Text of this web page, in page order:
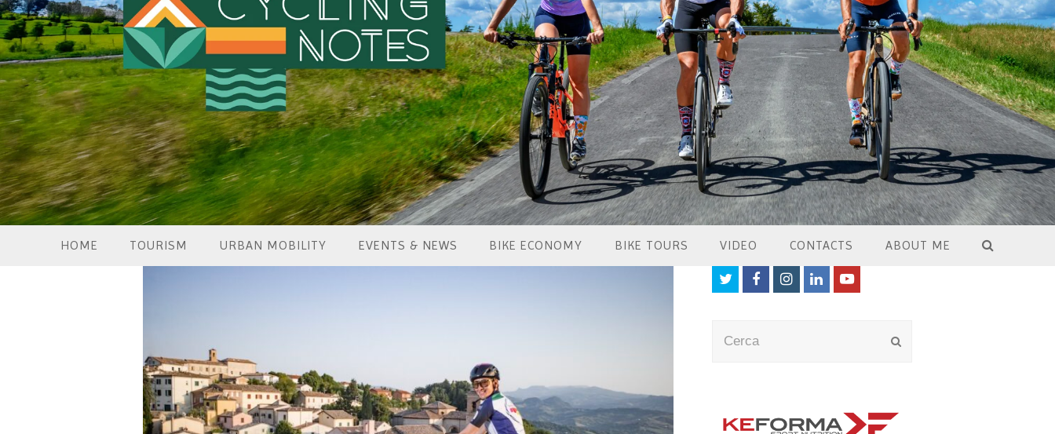
HOME TOURISM URBAN MOBILITY EVENTS & NEWS BIKE ECONOMY BIKE TOURS VIDEO CONTACTS ABOUT ME
TwitterFacebookInstagram
LinkedInYoutube